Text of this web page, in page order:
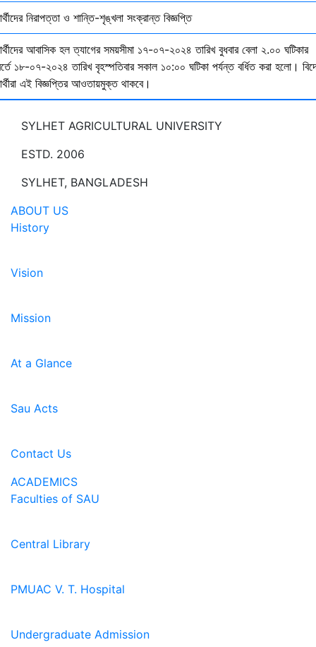
নিরাপত্তা ও শান্তি-শৃঙ্খলা সংক্রান্ত বিজ্ঞপ্তি
আবাসিক হল ত্যাগের সময়সীমা ১৭-০৭-২০২৪ তারিখ বুধবার বেলা ২.০০ ঘটিকার
১৮-০৭-২০২৪ তারিখ বৃহস্পতিবার সকাল ১০:০০ ঘটিকা পর্যন্ত বর্ধিত করা হলো।
এই বিজ্ঞপ্তির আওতায়মুক্ত থাকবে।
SYLHET AGRICULTURAL UNIVERSITY
ESTD. 2006
SYLHET, BANGLADESH
ABOUT US
History
Vision
Mission
At a Glance
Sau Acts
Contact Us
ACADEMICS
Faculties of SAU
Central Library
PMUAC V. T. Hospital
Undergraduate Admission